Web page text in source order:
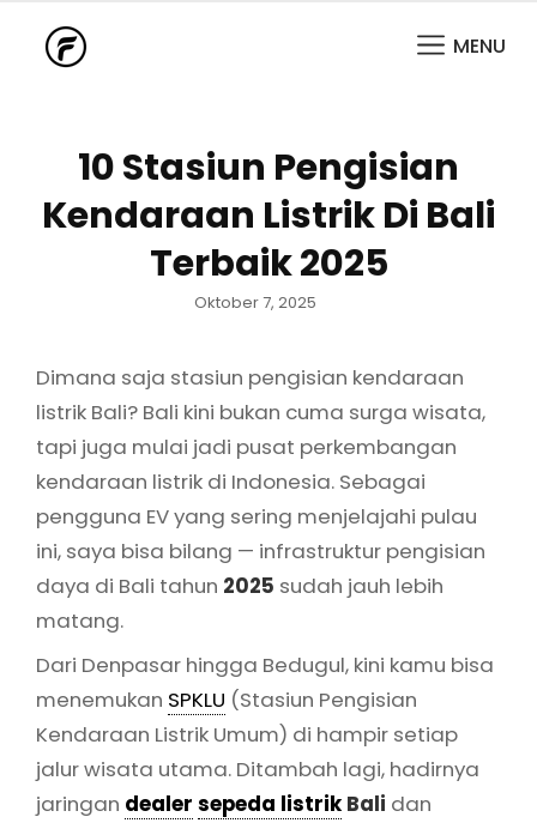
MENU
10 Stasiun Pengisian
Kendaraan Listrik Di Bali
Terbaik 2025
Posted
Oktober 7, 2025
Dimana saja stasiun pengisian kendaraan
listrik Bali? Bali kini bukan cuma surga wisata,
tapi juga mulai jadi pusat perkembangan
kendaraan listrik di Indonesia. Sebagai
pengguna EV yang sering menjelajahi pulau
ini, saya bisa bilang — infrastruktur pengisian
daya di Bali tahun 2025 sudah jauh lebih
matang.
Dari Denpasar hingga Bedugul, kini kamu bisa
menemukan SPKLU (Stasiun Pengisian
Kendaraan Listrik Umum) di hampir setiap
jalur wisata utama. Ditambah lagi, hadirnya
jaringan dealer sepeda listrik Bali dan